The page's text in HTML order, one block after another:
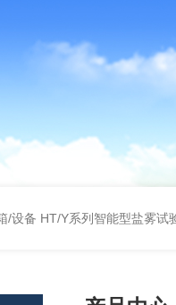
/设备 HT/Y系列智能型盐雾试